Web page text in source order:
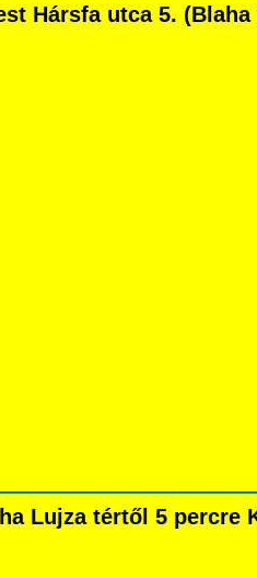
Hársfa utca 5.
Lujza tértől 5 percre